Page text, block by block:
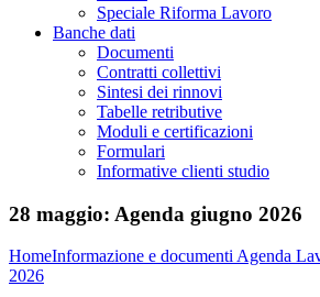
Speciale Riforma Lavoro
Banche dati
Documenti
Contratti collettivi
Sintesi dei rinnovi
Tabelle retributive
Moduli e certificazioni
Formulari
Informative clienti studio
28 maggio: Agenda giugno 2026
HomeInformazione e documentiAgenda
2026